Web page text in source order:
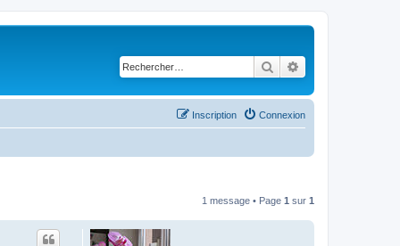
Rechercher
Connexion
Inscription
1 message • Page 1 sur 1